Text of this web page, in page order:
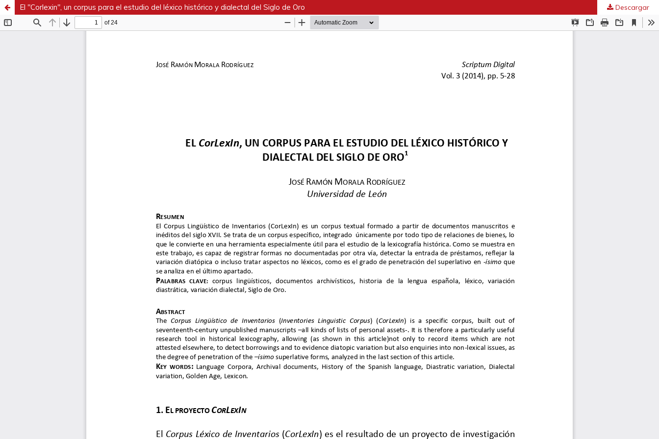
El "Corlexin", un corpus para el estudio del léxico histórico y dialectal del Siglo de Oro Descargar